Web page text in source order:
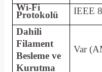
Wi-Fi
Protokolü
IEEE
Dahili
Filament
Besleme ve
Kurutma
Var